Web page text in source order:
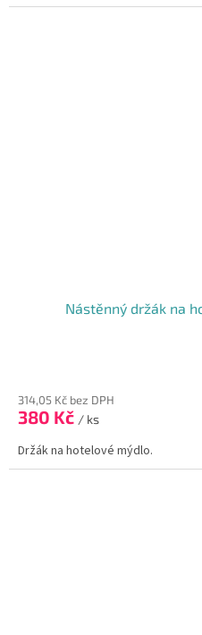
Nástěnný držák na
314,05 Kč bez DPH
380 Kč / ks
Držák na hotelové mýdlo.